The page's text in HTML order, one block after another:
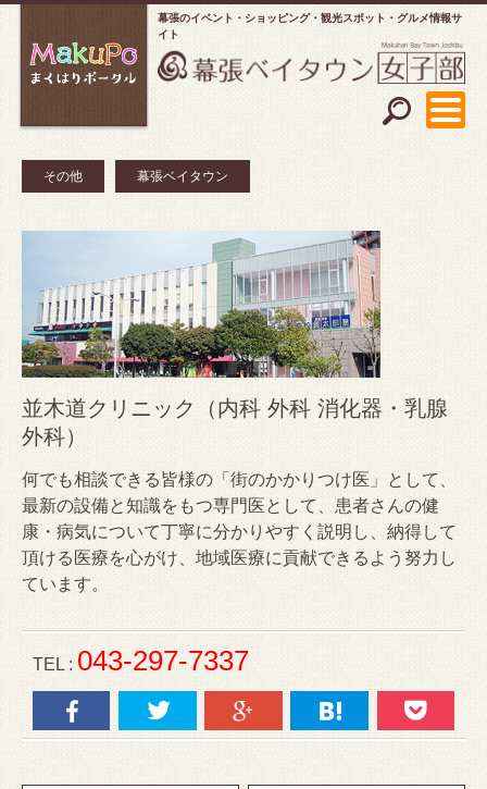
幕張のイベント・ショッピング
観光スポット・グルメ情報サ
イト
その他 幕張ベイタウン
並木道クリニック（内科 外科 消化器・乳腺
外科）
何でも相談できる皆様の「街のかかりつけ医」として、
最新の設備と知識をもつ専門医として、患者さんの健
康・病気について丁寧に分かりやすく説明し、納得して
頂ける医療を心がけ、地域医療に貢献できるよう努力し
ています。
TEL : 043-297-7337